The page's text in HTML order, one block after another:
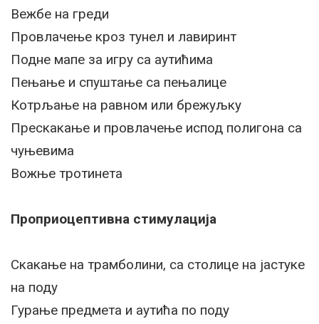
Вежбе на греди
Провлачење кроз тунел и лавиринт
Подне мапе за игру са аутићима
Пењање и спуштање са пењалице
Котрљање на равном или брежуљку
Прескакање и провлачење испод полигона са
чуњевима
Вожње тротинета
Проприоцептивна стимулација
Скакање на трамболини, са столице на јастуке
на поду
Гурање предмета и аутића по поду